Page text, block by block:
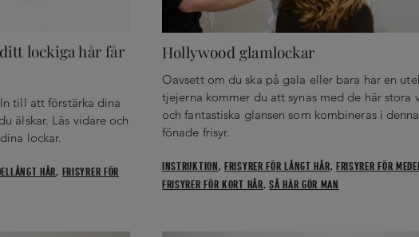
lockiga hår får
till att förstärka dina
älskar. Läs vidare och
lockar.
HÅR, FRISYRER FÖR
Hollywood glamlockar
Oavsett om du ska på gala eller bara har en
tjejerna kommer du att synas med de här stora
och fantastiska glansen som kombineras i
fönade frisyr.
INSTRUKTION,FRISYRER FÖR LÅNGT HÅR, FRISYRER FÖR
FRISYRER FÖR KORT HÅR,SÅ HÄR GÖR MAN